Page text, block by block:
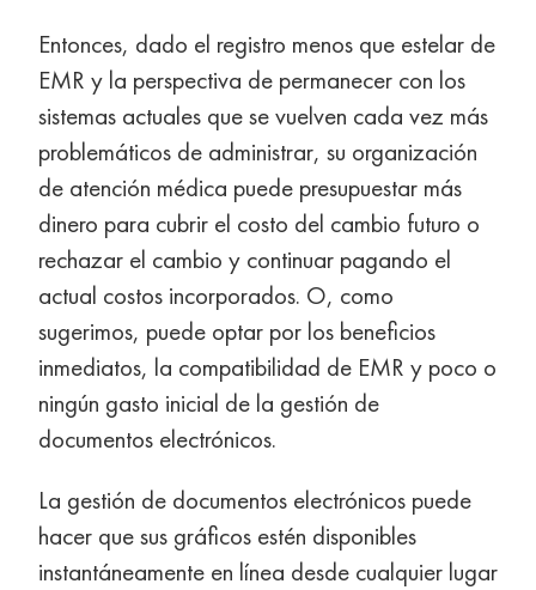
Entonces, dado el registro menos que estelar de
EMR y la perspectiva de permanecer con los
sistemas actuales que se vuelven cada vez más
problemáticos de administrar, su organización
de atención médica puede presupuestar más
dinero para cubrir el costo del cambio futuro o
rechazar el cambio y continuar pagando el
actual costos incorporados. O, como
sugerimos, puede optar por los beneficios
inmediatos, la compatibilidad de EMR y poco o
ningún gasto inicial de la gestión de
documentos electrónicos.
La gestión de documentos electrónicos puede
hacer que sus gráficos estén disponibles
instantáneamente en línea desde cualquier lugar